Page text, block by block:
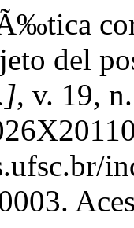
del
, v. 19,